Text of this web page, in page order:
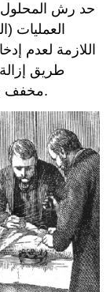
حد رش المحلول
العمليات
اللازمة لعدم
طريق
مخفف من حمض الكربوليك قبل الجراحة وأثناءها.